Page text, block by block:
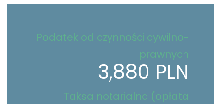
Podatek od czynności cywilno-
prawnych
3,880 PLN
Taksa notarialna (opłata